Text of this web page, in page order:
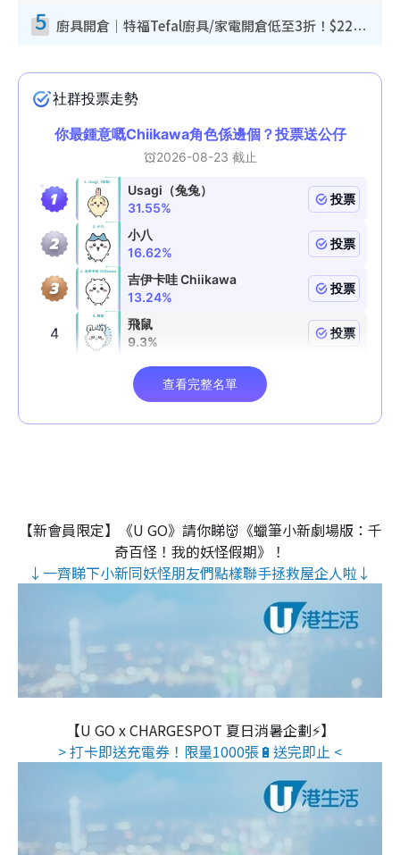
5 廚具開倉｜特福Tefal廚具/家電開倉低至3折！$220起買平底鍋/炒鑊/湯煲！電飯煲/吸塵機/燙斗$418起
【新會員限定】《U GO》請你睇👹《蠟筆小新劇場版：千
奇百怪！我的妖怪假期》！
↓一齊睇下小新同妖怪朋友們點樣聯手拯救屋企人啦↓
【U GO x CHARGESPOT 夏日消暑企劃⚡】
> 打卡即送充電券！限量1000張🔋送完即止 <